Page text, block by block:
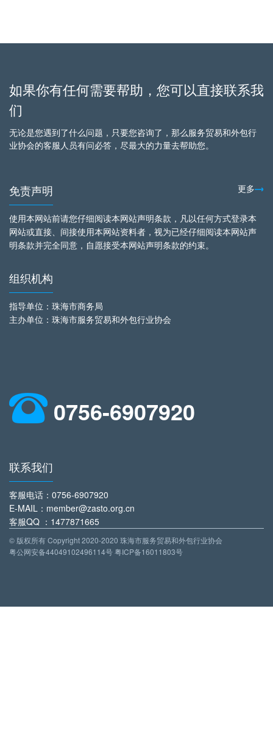
如果你有任何需要帮助，您可以直接联系我
们
无论是您遇到了什么问题，只要您咨询了，那么服务贸易和外包行
业协会的客服人员有问必答，尽最大的力量去帮助您。
免责声明 更多
使用本网站前请您仔细阅读本网站声明条款，凡以任何方式登录本
网站或直接、间接使用本网站资料者，视为已经仔细阅读本网站声
明条款并完全同意，自愿接受本网站声明条款的约束。
组织机构
指导单位：珠海市商务局
主办单位：珠海市服务贸易和外包行业协会
0756-6907920
联系我们
客服电话 ：0756-6907920
E-MAIL：member@zasto.org.cn
客服QQ ：1477871665
© 版权所有 Copyright 2020-2020 珠海市服务贸易和外包行业协会
粤公网安备44049102496114号 粤ICP备16011803号